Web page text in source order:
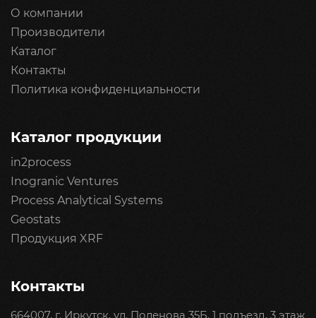
О компании
Производители
Каталог
Контакты
Политика конфиденциальности
Каталог продукции
in2process
Inogranic Ventures
Process Analytical Systems
Geostats
Продукция XRF
Контакты
664007, г. Иркутск, ул. Поленова 35Б, 1 подъезд, 3 этаж